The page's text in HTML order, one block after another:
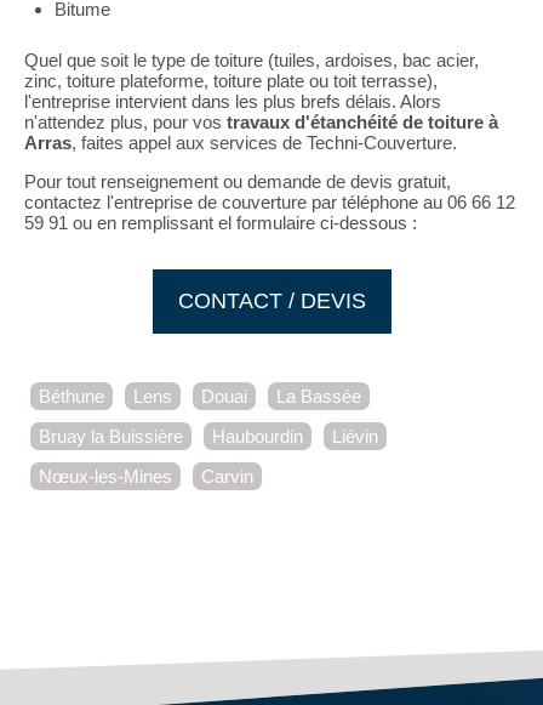
Bitume
Quel que soit le type de toiture (tuiles, ardoises, bac acier,
zinc, toiture plateforme, toiture plate ou toit terrasse),
l'entreprise intervient dans les plus brefs délais. Alors
n'attendez plus, pour vos travaux d'étanchéité de toiture à
Arras, faites appel aux services de Techni-Couverture.
Pour tout renseignement ou demande de devis gratuit,
contactez l'entreprise de couverture par téléphone au 06 66 12
59 91 ou en remplissant el formulaire ci-dessous :
CONTACT / DEVIS
Béthune Lens Douai
La Bassée
Bruay la Buissière
Haubourdin
Liévin
Nœux-les-Mines
Carvin